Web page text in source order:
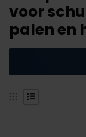
voor
palen en